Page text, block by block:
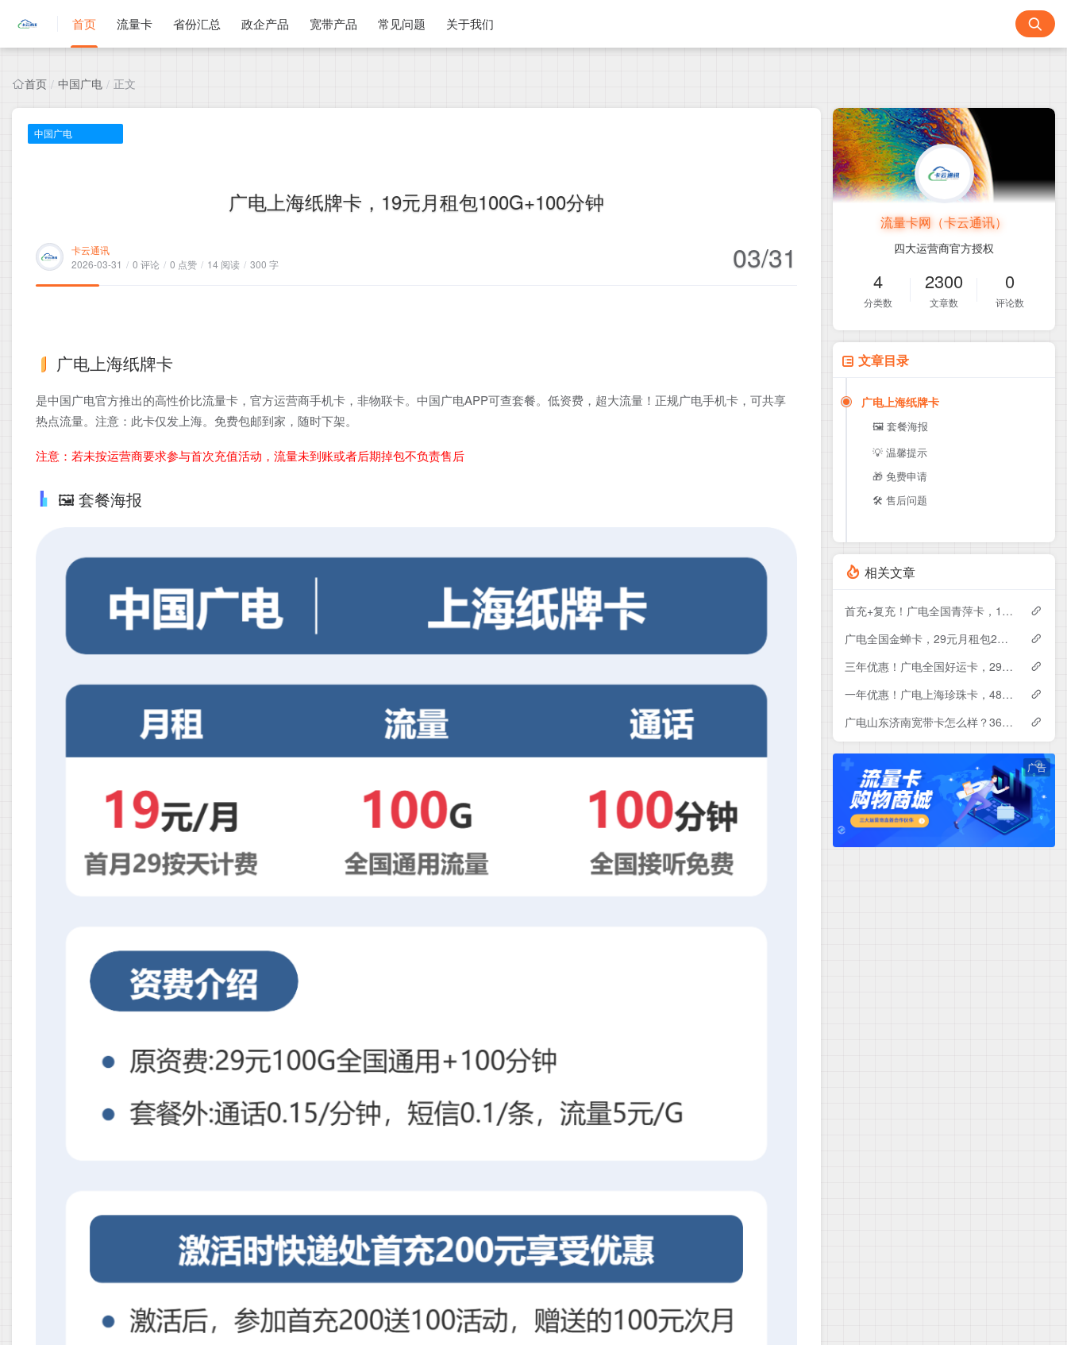
首页 流量卡 省份汇总 政企产品 宽带产品 常见问题 关于我们
首页 / 中国广电 / 正文
中国广电
广电上海纸牌卡，19元月租包100G+100分钟
卡云通讯
2026-03-31 / 0 评论 / 0 点赞 / 14 阅读 / 300 字 03/31
广电上海纸牌卡
是中国广电官方推出的高性价比流量卡，官方运营商手机卡，非物联卡。中国广电APP可查套餐。低资费，超大流量！正规广电手机卡，可共享
热点流量。注意：此卡仅发上海。免费包邮到家，随时下架。
注意：若未按运营商要求参与首次充值活动，流量未到账或者后期掉包不负责售后
🖼️ 套餐海报
流量卡网（卡云通讯）
四大运营商官方授权
4
分类数
2300
文章数
0
评论数
文章目录
广电上海纸牌卡
🖼️ 套餐海报
💡 温馨提示
🎁 免费申请
🛠️ 售后问题
相关文章
首充+复充！广电全国青萍卡，19元月租包230G+0.15元月租/分钟
广电全国金蝉卡，29元月租包230G+0.15元月租/分钟
三年优惠！广电全国好运卡，29元月租包200G+0.15元月租/分钟
一年优惠！广电上海珍珠卡，48元月租包430G+300分钟
广电山东济南宽带卡怎么样？360-840元月租包1-3年500-1000M单宽带套餐——广电流量卡测评
广告